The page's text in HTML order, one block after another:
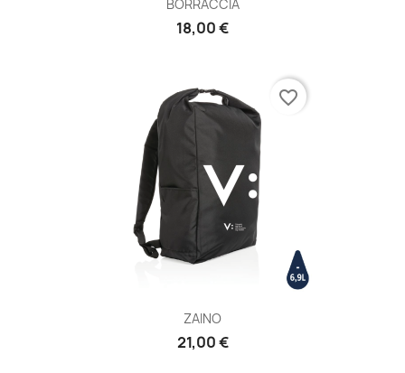
BORRACCIA
18,00 €
ZAINO
21,00 €
favorite_border